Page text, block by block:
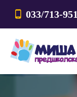
033/713-951